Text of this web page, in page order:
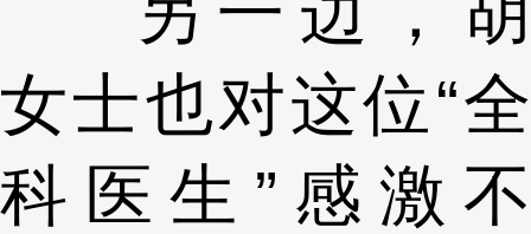
女士也对这位“全
科医生”感激不